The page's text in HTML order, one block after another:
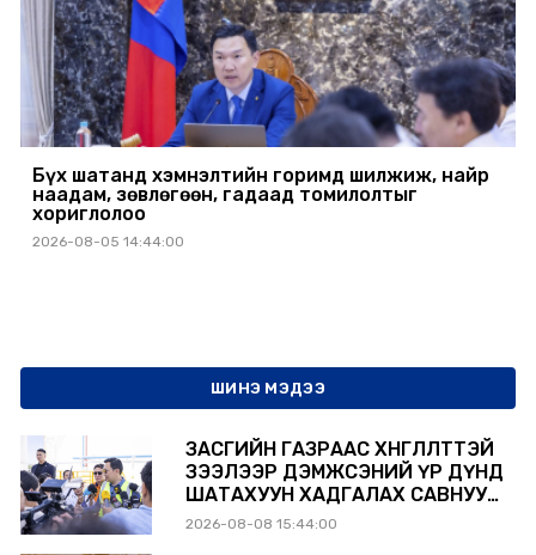
Бүх шатанд хэмнэлтийн горимд шилжиж, найр
наадам, зөвлөгөөн, гадаад томилолтыг
хориглолоо
2026-08-05 14:44:00
ШИНЭ МЭДЭЭ
ЗАСГИЙН ГАЗРААС ХӨНГӨЛӨЛТТЭЙ
ЗЭЭЛЭЭР ДЭМЖСЭНИЙ ҮР ДҮНД
ШАТАХУУН ХАДГАЛАХ САВНУУД
ЭХНЭЭСЭЭ АШИГЛАЛТАД ОРЖ
2026-08-08 15:44:00